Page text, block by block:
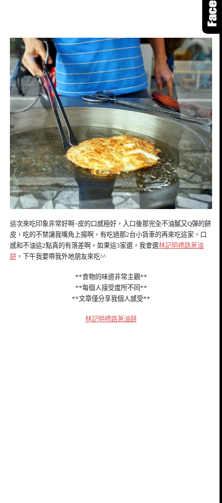
這次來吃印象非常好啊~皮的口感極好，入口後那完全不油膩又Q彈的餅
皮，吃的不禁讓我嘴角上揚啊，有吃過那2台小貨車的再來吃這家，口
感和不油這2點真的有落差啊，如果這3家選，我會選林記明禮路蔥油
餅 ，下午我要帶我外地朋友來吃^^
**食物的味道非常主觀**
**每個人接受度所不同**
**文章僅分享我個人感受**
林記明禮路蔥油餅